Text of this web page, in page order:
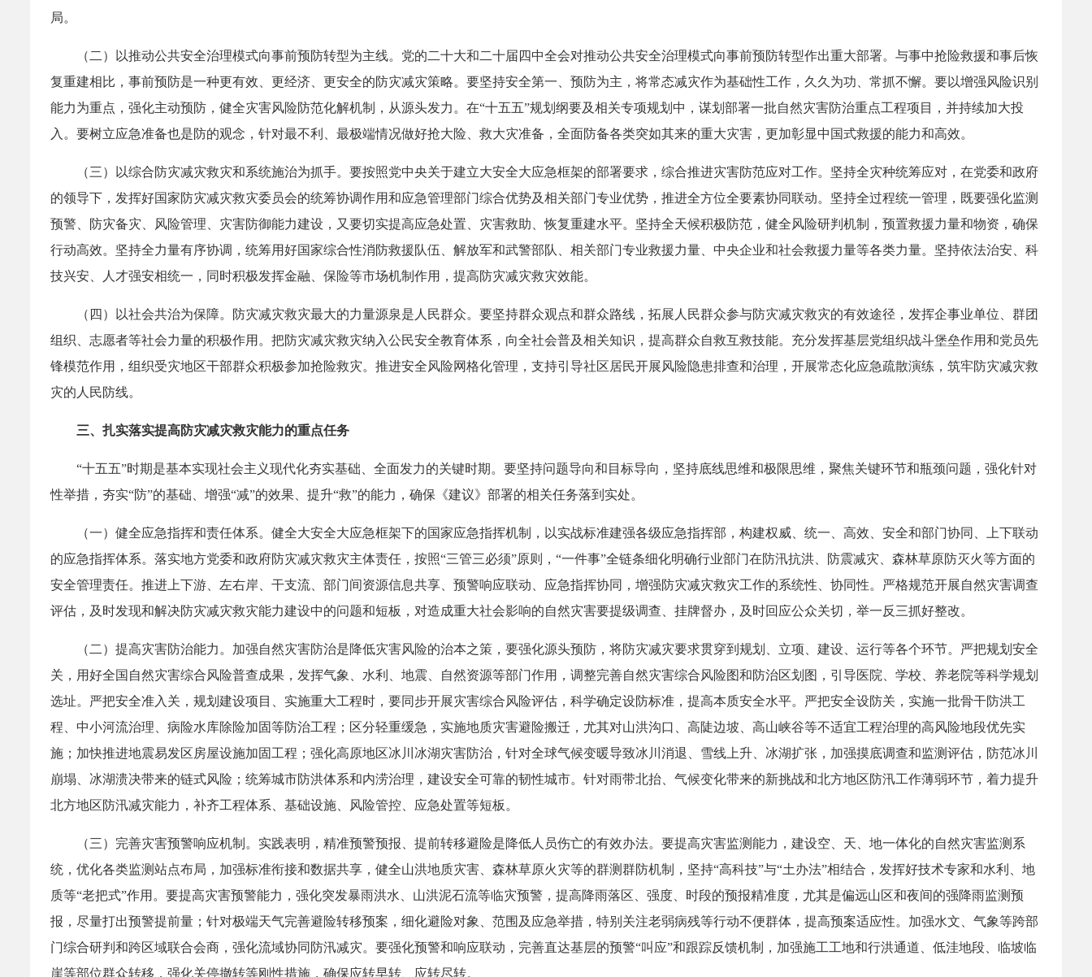
局。
（二）以推动公共安全治理模式向事前预防转型为主线。党的二十大和二十届四中全会对推动公共安全治理模式向事前预防转型作出重大部署。与事中抢险救援和事后恢
复重建相比，事前预防是一种更有效、更经济、更安全的防灾减灾策略。要坚持安全第一、预防为主，将常态减灾作为基础性工作，久久为功、常抓不懈。要以增强风险识别
能力为重点，强化主动预防，健全灾害风险防范化解机制，从源头发力。在“十五五”规划纲要及相关专项规划中，谋划部署一批自然灾害防治重点工程项目，并持续加大投
入。要树立应急准备也是防的观念，针对最不利、最极端情况做好抢大险、救大灾准备，全面防备各类突如其来的重大灾害，更加彰显中国式救援的能力和高效。
（三）以综合防灾减灾救灾和系统施治为抓手。要按照党中央关于建立大安全大应急框架的部署要求，综合推进灾害防范应对工作。坚持全灾种统筹应对，在党委和政府
的领导下，发挥好国家防灾减灾救灾委员会的统筹协调作用和应急管理部门综合优势及相关部门专业优势，推进全方位全要素协同联动。坚持全过程统一管理，既要强化监测
预警、防灾备灾、风险管理、灾害防御能力建设，又要切实提高应急处置、灾害救助、恢复重建水平。坚持全天候积极防范，健全风险研判机制，预置救援力量和物资，确保
行动高效。坚持全力量有序协调，统筹用好国家综合性消防救援队伍、解放军和武警部队、相关部门专业救援力量、中央企业和社会救援力量等各类力量。坚持依法治安、科
技兴安、人才强安相统一，同时积极发挥金融、保险等市场机制作用，提高防灾减灾救灾效能。
（四）以社会共治为保障。防灾减灾救灾最大的力量源泉是人民群众。要坚持群众观点和群众路线，拓展人民群众参与防灾减灾救灾的有效途径，发挥企事业单位、群团
组织、志愿者等社会力量的积极作用。把防灾减灾救灾纳入公民安全教育体系，向全社会普及相关知识，提高群众自救互救技能。充分发挥基层党组织战斗堡垒作用和党员先
锋模范作用，组织受灾地区干部群众积极参加抢险救灾。推进安全风险网格化管理，支持引导社区居民开展风险隐患排查和治理，开展常态化应急疏散演练，筑牢防灾减灾救
灾的人民防线。
三、扎实落实提高防灾减灾救灾能力的重点任务
“十五五”时期是基本实现社会主义现代化夯实基础、全面发力的关键时期。要坚持问题导向和目标导向，坚持底线思维和极限思维，聚焦关键环节和瓶颈问题，强化针对
性举措，夯实“防”的基础、增强“减”的效果、提升“救”的能力，确保《建议》部署的相关任务落到实处。
（一）健全应急指挥和责任体系。健全大安全大应急框架下的国家应急指挥机制，以实战标准建强各级应急指挥部，构建权威、统一、高效、安全和部门协同、上下联动
的应急指挥体系。落实地方党委和政府防灾减灾救灾主体责任，按照“三管三必须”原则，“一件事”全链条细化明确行业部门在防汛抗洪、防震减灾、森林草原防灭火等方面的
安全管理责任。推进上下游、左右岸、干支流、部门间资源信息共享、预警响应联动、应急指挥协同，增强防灾减灾救灾工作的系统性、协同性。严格规范开展自然灾害调查
评估，及时发现和解决防灾减灾救灾能力建设中的问题和短板，对造成重大社会影响的自然灾害要提级调查、挂牌督办，及时回应公众关切，举一反三抓好整改。
（二）提高灾害防治能力。加强自然灾害防治是降低灾害风险的治本之策，要强化源头预防，将防灾减灾要求贯穿到规划、立项、建设、运行等各个环节。严把规划安全
关，用好全国自然灾害综合风险普查成果，发挥气象、水利、地震、自然资源等部门作用，调整完善自然灾害综合风险图和防治区划图，引导医院、学校、养老院等科学规划
选址。严把安全准入关，规划建设项目、实施重大工程时，要同步开展灾害综合风险评估，科学确定设防标准，提高本质安全水平。严把安全设防关，实施一批骨干防洪工
程、中小河流治理、病险水库除险加固等防治工程；区分轻重缓急，实施地质灾害避险搬迁，尤其对山洪沟口、高陡边坡、高山峡谷等不适宜工程治理的高风险地段优先实
施；加快推进地震易发区房屋设施加固工程；强化高原地区冰川冰湖灾害防治，针对全球气候变暖导致冰川消退、雪线上升、冰湖扩张，加强摸底调查和监测评估，防范冰川
崩塌、冰湖溃决带来的链式风险；统筹城市防洪体系和内涝治理，建设安全可靠的韧性城市。针对雨带北抬、气候变化带来的新挑战和北方地区防汛工作薄弱环节，着力提升
北方地区防汛减灾能力，补齐工程体系、基础设施、风险管控、应急处置等短板。
（三）完善灾害预警响应机制。实践表明，精准预警预报、提前转移避险是降低人员伤亡的有效办法。要提高灾害监测能力，建设空、天、地一体化的自然灾害监测系
统，优化各类监测站点布局，加强标准衔接和数据共享，健全山洪地质灾害、森林草原火灾等的群测群防机制，坚持“高科技”与“土办法”相结合，发挥好技术专家和水利、地
质等“老把式”作用。要提高灾害预警能力，强化突发暴雨洪水、山洪泥石流等临灾预警，提高降雨落区、强度、时段的预报精准度，尤其是偏远山区和夜间的强降雨监测预
报，尽量打出预警提前量；针对极端天气完善避险转移预案，细化避险对象、范围及应急举措，特别关注老弱病残等行动不便群体，提高预案适应性。加强水文、气象等跨部
门综合研判和跨区域联合会商，强化流域协同防汛减灾。要强化预警和响应联动，完善直达基层的预警“叫应”和跟踪反馈机制，加强施工工地和行洪通道、低洼地段、临坡临
崖等部位群众转移，强化关停撤转等刚性措施，确保应转早转、应转尽转。